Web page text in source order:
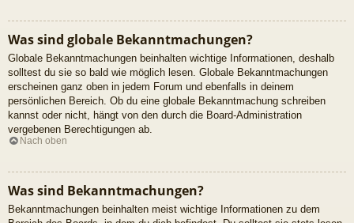
Was sind globale Bekanntmachungen?
Globale Bekanntmachungen beinhalten wichtige Informationen, deshalb
solltest du sie so bald wie möglich lesen. Globale Bekanntmachungen
erscheinen ganz oben in jedem Forum und ebenfalls in deinem
persönlichen Bereich. Ob du eine globale Bekanntmachung schreiben
kannst oder nicht, hängt von den durch die Board-Administration
vergebenen Berechtigungen ab.
Nach oben
Was sind Bekanntmachungen?
Bekanntmachungen beinhalten meist wichtige Informationen zu dem